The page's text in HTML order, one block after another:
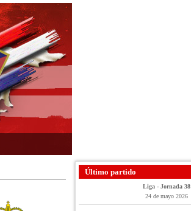
Último partido
Liga - Jornada 38
24 de mayo 2026